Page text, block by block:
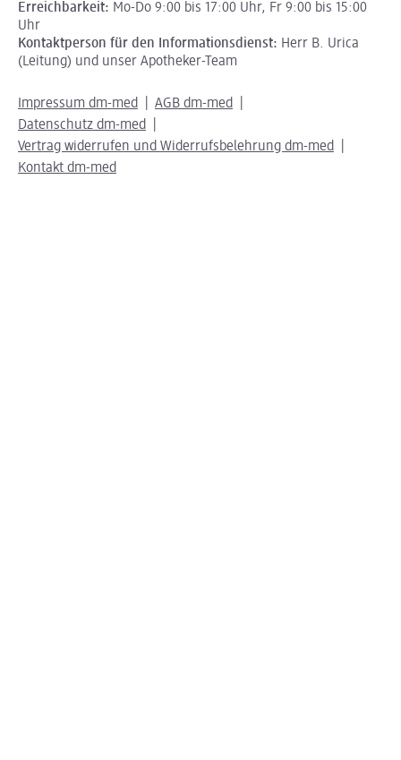
Erreichbarkeit: Mo-Do 9:00 bis 17:00 Uhr, Fr 9:00 bis 15:00
Uhr
Kontaktperson für den Informationsdienst: Herr B. Urica
(Leitung) und unser Apotheker-Team
Impressum dm-med
AGB dm-med
Datenschutz dm-med
Vertrag widerrufen und Widerrufsbelehrung dm-med
Kontakt dm-med